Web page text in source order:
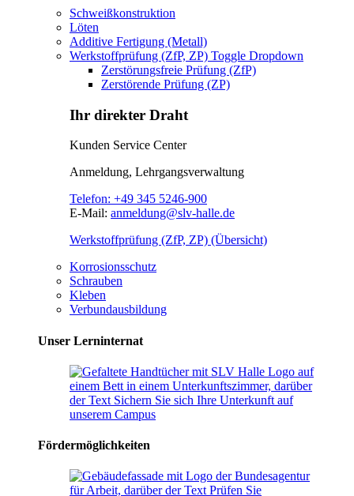
Schweißkonstruktion
Löten
Additive Fertigung (Metall)
Werkstoffprüfung (ZfP, ZP) Toggle Dropdown
Zerstörungsfreie Prüfung (ZfP)
Zerstörende Prüfung (ZP)
Ihr direkter Draht
Kunden Service Center
Anmeldung, Lehrgangsverwaltung
Telefon: +49 345 5246-900
E-Mail: anmeldung@slv-halle.de
Werkstoffprüfung (ZfP, ZP) (Übersicht)
Korrosionsschutz
Schrauben
Kleben
Verbundausbildung
Unser Lerninternat
Fördermöglichkeiten